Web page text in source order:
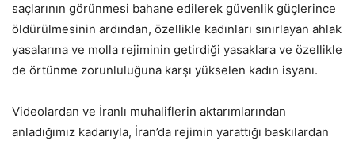
saçlarının görünmesi bahane edilerek güvenlik güçlerince
öldürülmesinin ardından, özellikle kadınları sınırlayan ahlak
yasalarına ve molla rejiminin getirdiği yasaklara ve özellikle
de örtünme zorunluluğuna karşı yükselen kadın isyanı.
Videolardan ve İranlı muhaliflerin aktarımlarından
anladığımız kadarıyla, İran’da rejimin yarattığı baskılardan